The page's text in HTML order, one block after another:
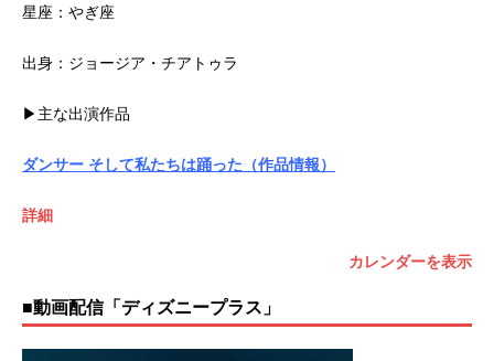
星座：やぎ座
出身：ジョージア・チアトゥラ
▶主な出演作品
ダンサー そして私たちは踊った（作品情報）
詳細
カレンダーを表示
■動画配信「ディズニープラス」